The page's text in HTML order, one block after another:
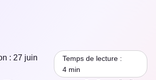
: 27 juin
Temps de lecture :
4 min